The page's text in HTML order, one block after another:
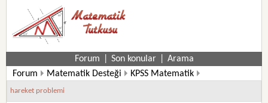
Forum Son konular
Arama
Forum
Matematik Desteği
KPSS Matematik
Kpss Matematik Soruları
hareket problemi